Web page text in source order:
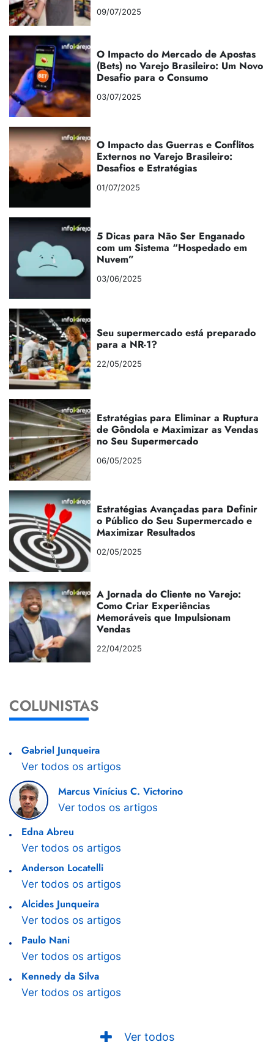
09/07/2025
O Impacto do Mercado de Apostas
(Bets) no Varejo Brasileiro: Um Novo
Desafio para o Consumo
03/07/2025
O Impacto das Guerras e Conflitos
Externos no Varejo Brasileiro:
Desafios e Estratégias
01/07/2025
5 Dicas para Não Ser Enganado
com um Sistema “Hospedado em
Nuvem”
03/06/2025
Seu supermercado está preparado
para a NR-1?
22/05/2025
Estratégias para Eliminar a Ruptura
de Gôndola e Maximizar as Vendas
no Seu Supermercado
06/05/2025
Estratégias Avançadas para Definir
o Público do Seu Supermercado e
Maximizar Resultados
02/05/2025
A Jornada do Cliente no Varejo:
Como Criar Experiências
Memoráveis que Impulsionam
Vendas
22/04/2025
COLUNISTAS
Gabriel Junqueira
Ver todos os artigos
Marcus Vinícius C. Victorino
Ver todos os artigos
Edna Abreu
Ver todos os artigos
Anderson Locatelli
Ver todos os artigos
Alcides Junqueira
Ver todos os artigos
Paulo Nani
Ver todos os artigos
Kennedy da Silva
Ver todos os artigos
Ver todos